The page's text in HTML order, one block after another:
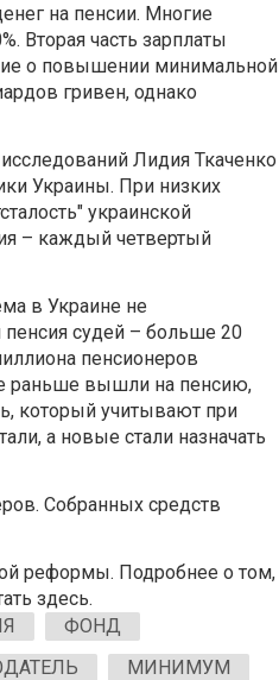
на пенсии. Многие
Вторая часть зарплаты
о повышении минимальной
гривен, однако
Лидия Ткаченко
Украины. При низких
украинской
– каждый четвертый
в Украине не
пенсия судей – больше 20
пенсионеров
раньше вышли на пенсию,
который учитывают при
а новые стали назначать
Собранных средств
реформы. Подробнее о том,
здесь.
ФОНД
МИНИМУМ